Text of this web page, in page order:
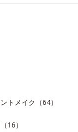
トメイク（64）
16）